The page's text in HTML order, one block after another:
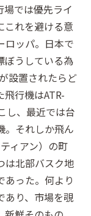
では優先ライ
これを避ける意
ロッパ。日本で
ぼうしている為
設置されたらど
行機はATR-
し、最近では台
。それしか飛ん
ィアン）の町
は北部バスク地
あった。何より
あり、市場を覗